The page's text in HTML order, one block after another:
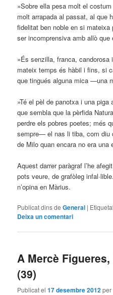
»Sobre ella pesa molt el
molt arrapada al passat, al que
fidelitat ben noble en si
ser incomprensiva amb allò
»És senzilla, franca, candorosa
mateix temps és hàbil i fins, si
que tingués alguna mica —una
»Té el pèl de panotxa i una piga
que sembla que la pèrfida
perdre els pobres poetes; més
sempre— el nas li tiba, com diu
de Milo quan encara no era una
Aquest darrer paràgraf l’he
pots veure, de grafòleg
n’opina en Màrius.
Publicat dins de General |
Deixa un comentari
A Mercè Figueres,
(39)
Publicat el17 desembre 2012per